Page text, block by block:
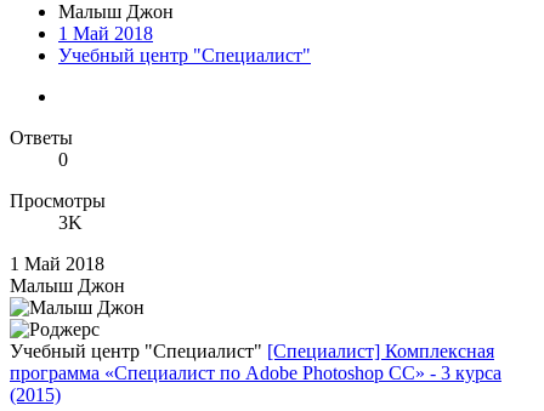
Малыш Джон
1 Май 2018
Учебный центр "Специалист"
Ответы
0
Просмотры
3K
1 Май 2018
Малыш Джон
Учебный центр "Специалист" [Специалист] Комплексная
программа «Специалист по Adobe Photoshop СС» - 3 курса
(2015)